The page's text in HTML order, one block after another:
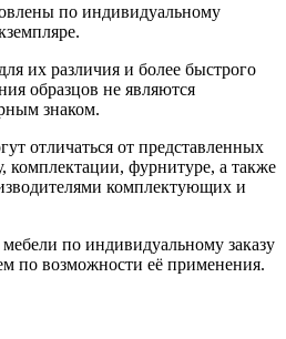
по индивидуальному
их различия и более быстрого
образцов не являются
знаком.
отличаться от представленных
комплектации, фурнитуре, а также
комплектующих и
по индивидуальному заказу
по возможности её применения.